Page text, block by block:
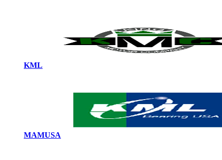
KML
MAMUSA